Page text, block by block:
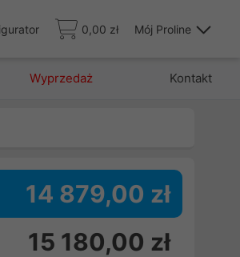
0,00 zł Mój Proline
Wyprzedaż Kontakt
14 879,00 zł
15 180,00 zł